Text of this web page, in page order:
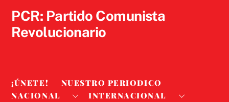
PCR: Partido Comunista
Revolucionario
¡ÚNETE!
NUESTRO PERIODICO
NACIONAL
INTERNACIONAL